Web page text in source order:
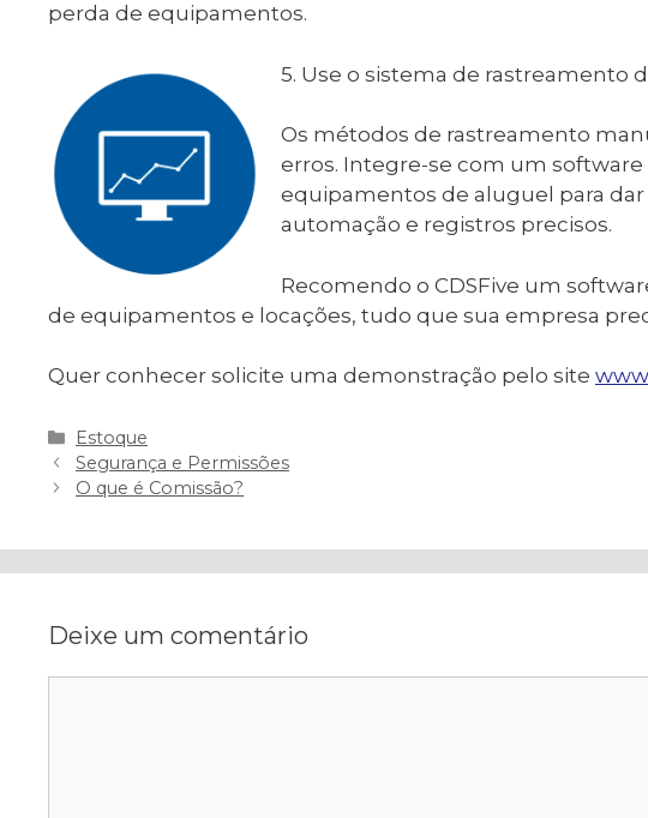
perda de equipamentos.
5. Use o sistema de
Os métodos de rastreamento
erros. Integre-se com um
equipamentos de aluguel para
automação e registros precisos.
Recomendo o CDSFive um
de equipamentos e locações, tudo que sua empresa
Quer conhecer solicite uma demonstração pelo site
Categorias
Estoque
Navegação
de
Segurança e Permissões
O que é Comissão?
Deixe um comentário